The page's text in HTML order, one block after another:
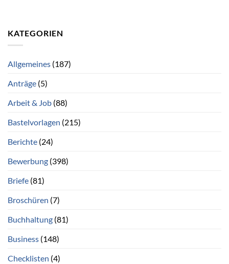
KATEGORIEN
Allgemeines (187)
Anträge (5)
Arbeit & Job (88)
Bastelvorlagen (215)
Berichte (24)
Bewerbung (398)
Briefe (81)
Broschüren (7)
Buchhaltung (81)
Business (148)
Checklisten (4)